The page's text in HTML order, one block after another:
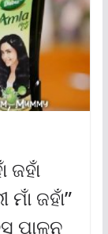
ଜହାଁ
ଜହାଁ”
ପାଳନ